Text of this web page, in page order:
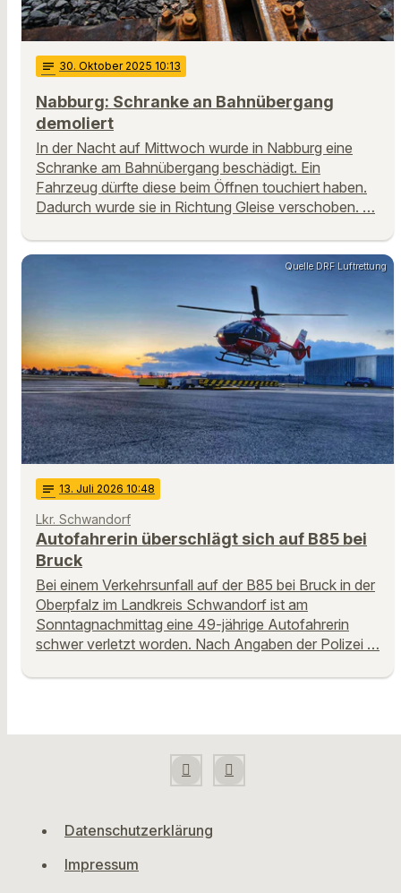
notes 30. Oktober 2025 10:13
Nabburg: Schranke an Bahnübergang
demoliert
In der Nacht auf Mittwoch wurde in Nabburg eine
Schranke am Bahnübergang beschädigt. Ein
Fahrzeug dürfte diese beim Öffnen touchiert haben.
Dadurch wurde sie in Richtung Gleise verschoben. …
Quelle DRF Luftrettung
notes 13. Juli 2026 10:48
Lkr. Schwandorf
Autofahrerin überschlägt sich auf B85 bei
Bruck
Bei einem Verkehrsunfall auf der B85 bei Bruck in der
Oberpfalz im Landkreis Schwandorf ist am
Sonntagnachmittag eine 49-jährige Autofahrerin
schwer verletzt worden. Nach Angaben der Polizei …
Datenschutzerklärung
Impressum